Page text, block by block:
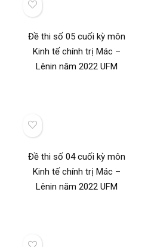
Đề thi số 05 cuối kỳ môn
Kinh tế chính trị Mác –
Lênin năm 2022 UFM
Đề thi số 04 cuối kỳ môn
Kinh tế chính trị Mác –
Lênin năm 2022 UFM